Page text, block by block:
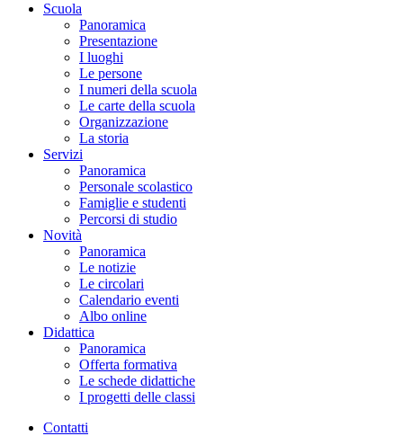
Scuola
Panoramica
Presentazione
I luoghi
Le persone
I numeri della scuola
Le carte della scuola
Organizzazione
La storia
Servizi
Panoramica
Personale scolastico
Famiglie e studenti
Percorsi di studio
Novità
Panoramica
Le notizie
Le circolari
Calendario eventi
Albo online
Didattica
Panoramica
Offerta formativa
Le schede didattiche
I progetti delle classi
Contatti